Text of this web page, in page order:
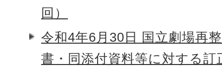
回）
令和4年6月30日 国立劇場再
書・同添付資料等に対する